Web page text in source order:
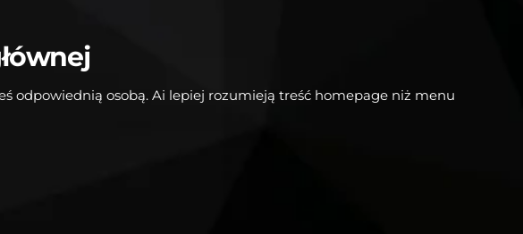
odpowiednią osobą. Ai lepiej rozumieją treść homepage niż menu